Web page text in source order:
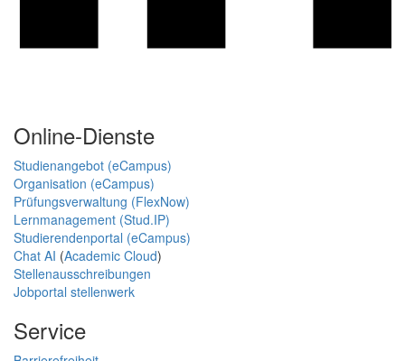
Online-Dienste
Studienangebot (eCampus)
Organisation (eCampus)
Prüfungsverwaltung (FlexNow)
Lernmanagement (Stud.IP)
Studierendenportal (eCampus)
Chat AI (Academic Cloud)
Stellenausschreibungen
Jobportal stellenwerk
Service